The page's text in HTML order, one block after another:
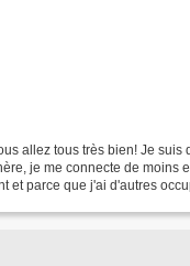
allez tous très bien! Je suis
je me connecte de moins
et parce que j'ai d'autres